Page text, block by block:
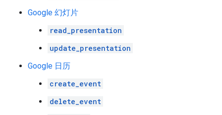
Google 幻灯片
read_presentation
update_presentation
Google 日历
create_event
delete_event